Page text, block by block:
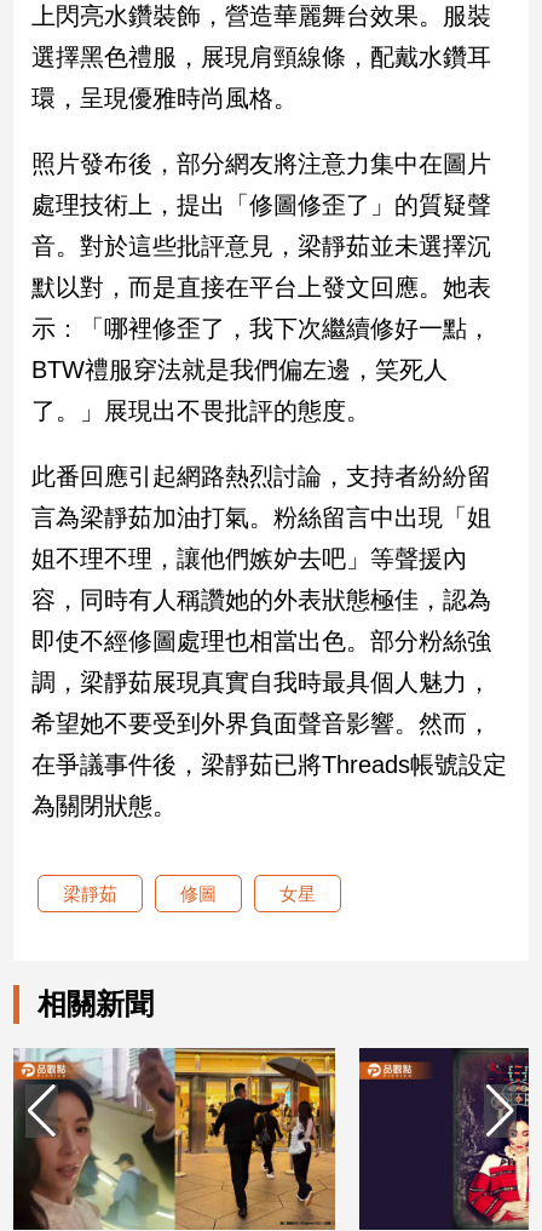
觀
點
民
國
會
點
觀
點
兩
國
際
會/
地
方
新
冠
毒
專
區
南
台
點
南
台
灣
觀
點
上閃亮水鑽裝飾，營造華麗舞台效果。服裝
選擇黑色禮服，展現肩頸線條，配戴水鑽耳
環，呈現優雅時尚風格。
照片發布後，部分網友將注意力集中在圖片
處理技術上，提出「修圖修歪了」的質疑聲
音。對於這些批評意見，梁靜茹並未選擇沉
默以對，而是直接在平台上發文回應。她表
示：「哪裡修歪了，我下次繼續修好一點，
BTW禮服穿法就是我們偏左邊，笑死人
了。」展現出不畏批評的態度。
此番回應引起網路熱烈討論，支持者紛紛留
言為梁靜茹加油打氣。粉絲留言中出現「姐
姐不理不理，讓他們嫉妒去吧」等聲援內
容，同時有人稱讚她的外表狀態極佳，認為
即使不經修圖處理也相當出色。部分粉絲強
調，梁靜茹展現真實自我時最具個人魅力，
希望她不要受到外界負面聲音影響。然而，
在爭議事件後，梁靜茹已將Threads帳號設定
為關閉狀態。
梁靜茹 修圖 女星
相關新聞